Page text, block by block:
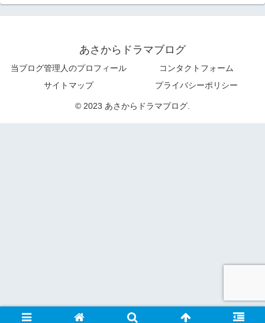
あさからドラマブログ
当ブログ管理人のプロフィール
コンタクトフォーム
サイトマップ
プライバシーポリシー
© 2023 あさからドラマブログ.